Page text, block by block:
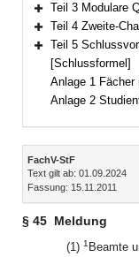
Bereich erweitern
Teil 3 Modulare
Bereich erweitern
Teil 4 Zweite-
Bereich erweitern
Teil 5
[Schlussformel]
Anlage 1 Fächer
Anlage 2
Inhalt
FachV-StF
Text gilt ab: 01.09.2024
Fassung: 15.11.2011
§ 45 Meldung
(1) 1 Beamte